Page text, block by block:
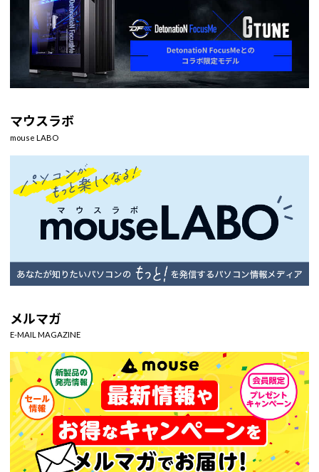
マウスラボ
mouse LABO
メルマガ
E-MAIL MAGAZINE